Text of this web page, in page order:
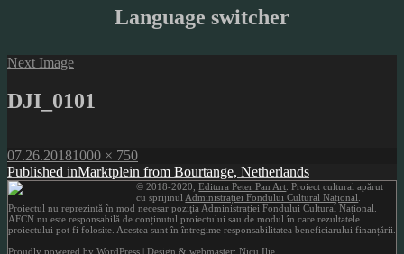
Language switcher
Next Image
DJI_0101
Posted
on
07.26.2018Full
size
1000 × 750
Post
navigation
Published inMarktplein from Bourtange, Netherlands
© 2018-2020,Editura Peter Pan Art . Proiect cultural apărut
cu sprijinul Administrației Fondului Cultural Național
Proiectul nu reprezintă în mod necesar poziţia Administrației Fondului Cultural Național.
AFCN nu este responsabilă de conținutul proiectului sau de modul în care rezultatele
proiectului pot fi folosite. Acestea sunt în întregime responsabilitatea beneficiarului finanțării.
Proudly powered by WordPress | Design & webmaster: Nicu Ilie